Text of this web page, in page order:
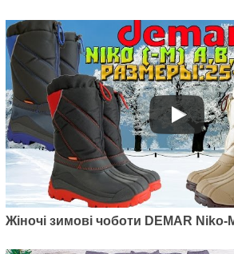
Жіночі зимові чоботи DEMAR Niko-